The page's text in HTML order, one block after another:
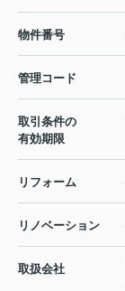
物件番号
管理コード
取引条件の
有効期限
リフォーム
リノベーション
取扱会社